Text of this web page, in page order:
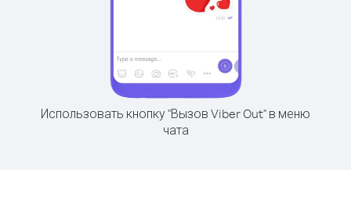
Использовать кнопку "Вызов Viber Out" в меню
чата